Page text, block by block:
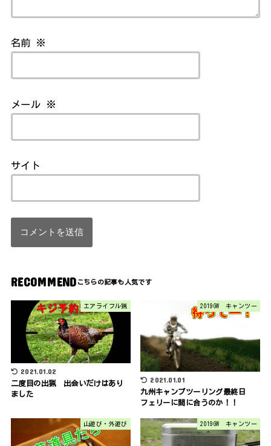
名前 ※
メール ※
サイト
RECOMMEND
エアライフル猟
2021.01.02
二度目の出猟 出会いだけはあり
ました
2019GW キャンツー
2021.01.01
九州キャンプツーリング最終日
フェリーに間に合うのか！！
山遊び・外遊び 2019GW キャンツー